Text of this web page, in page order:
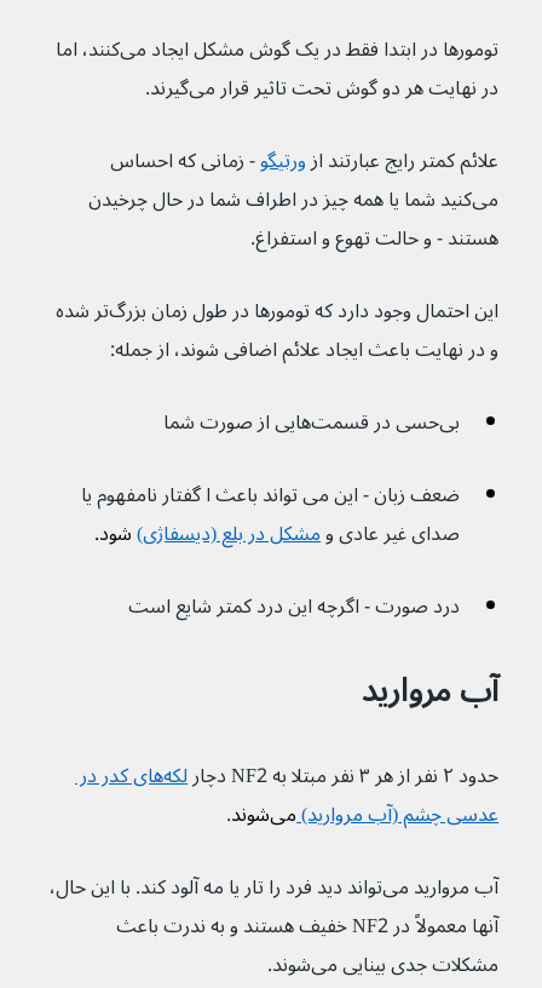
تومورها در ابتدا فقط در یک گوش مشکل ایجاد می‌کنند، اما
در نهایت هر دو گوش تحت تاثیر قرار می‌گیرند.
علائم کمتر رایج عبارتند از ورتیگو- زمانی که احساس
می‌کنید شما یا همه چیز در اطراف شما در حال چرخیدن
هستند - و حالت تهوع و استفراغ.
این احتمال وجود دارد که تومورها در طول زمان بزرگ‌تر شده
و در نهایت باعث ایجاد علائم اضافی شوند، از جمله:
بی‌حسی در قسمت‌هایی از صورت شما
ضعف زبان - این می تواند باعث ا گفتار نامفهوم یا
صدای غیر عادی و مشکل در بلع (دیسفاژی) شود.
درد صورت - اگرچه این درد کمتر شایع است
آب مروارید
حدود ۲ نفر از هر ۳ نفر مبتلا به NF2 دچار
لکه‌های کدر در
عدسی چشم (آب مروارید) می‌شوند
.
آب مروارید می‌تواند دید فرد را تار یا مه آلود کند. با این حال،
آنها معمولاً در NF2 خفیف هستند و به ندرت باعث
مشکلات جدی بینایی می‌شوند.